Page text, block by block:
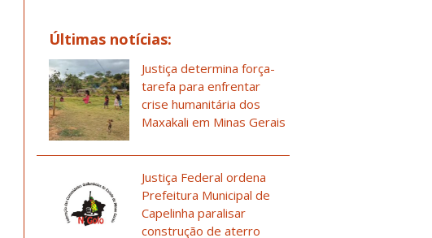
Últimas notícias:
Justiça determina força-
tarefa para enfrentar
crise humanitária dos
Maxakali em Minas Gerais
Justiça Federal ordena
Prefeitura Municipal de
Capelinha paralisar
construção de aterro